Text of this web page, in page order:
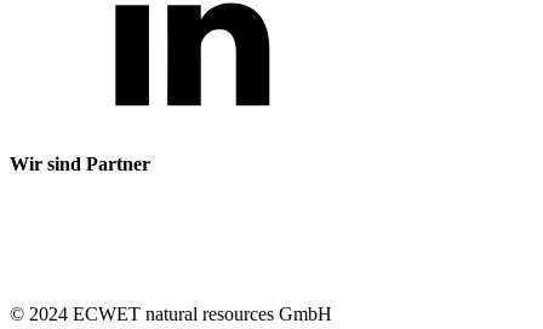
Wir sind Partner
© 2024 ECWET natural resources GmbH